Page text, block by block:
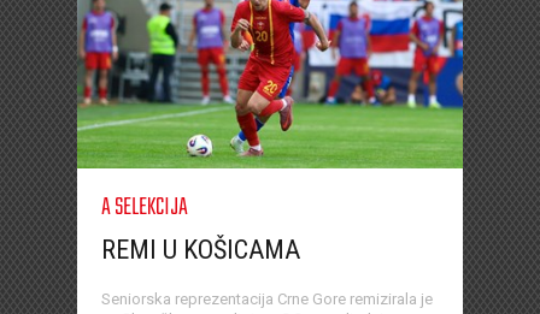
A SELEKCIJA
REMI U KOŠICAMA
Seniorska reprezentacija Crne Gore remizirala je